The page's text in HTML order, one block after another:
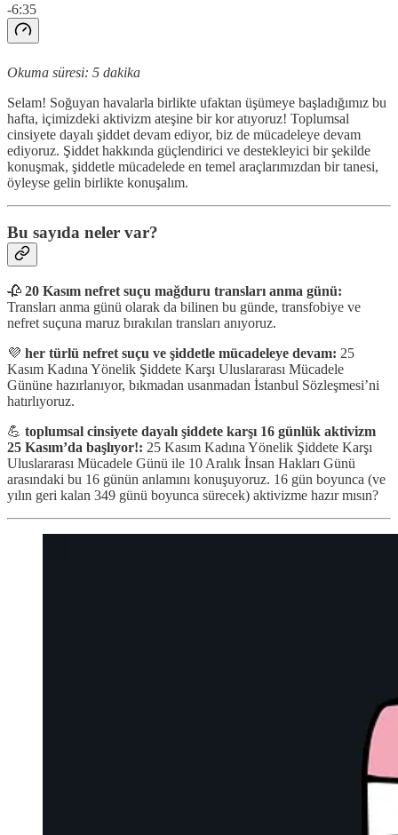
-6:35
Okuma süresi: 5 dakika
Selam! Soğuyan havalarla birlikte ufaktan üşümeye başladığımız bu
hafta, içimizdeki aktivizm ateşine bir kor atıyoruz! Toplumsal
cinsiyete dayalı şiddet devam ediyor, biz de mücadeleye devam
ediyoruz. Şiddet hakkında güçlendirici ve destekleyici bir şekilde
konuşmak, şiddetle mücadelede en temel araçlarımızdan bir tanesi,
öyleyse gelin birlikte konuşalım.
Bu sayıda neler var?
🥀 20 Kasım nefret suçu mağduru transları anma günü:
Transları anma günü olarak da bilinen bu günde, transfobiye ve
nefret suçuna maruz bırakılan transları anıyoruz.
💜 her türlü nefret suçu ve şiddetle mücadeleye devam: 25
Kasım Kadına Yönelik Şiddete Karşı Uluslararası Mücadele
Gününe hazırlanıyor, bıkmadan usanmadan İstanbul Sözleşmesi’ni
hatırlıyoruz.
💪 toplumsal cinsiyete dayalı şiddete karşı 16 günlük aktivizm
25 Kasım’da başlıyor!: 25 Kasım Kadına Yönelik Şiddete Karşı
Uluslararası Mücadele Günü ile 10 Aralık İnsan Hakları Günü
arasındaki bu 16 günün anlamını konuşuyoruz. 16 gün boyunca (ve
yılın geri kalan 349 günü boyunca sürecek) aktivizme hazır mısın?